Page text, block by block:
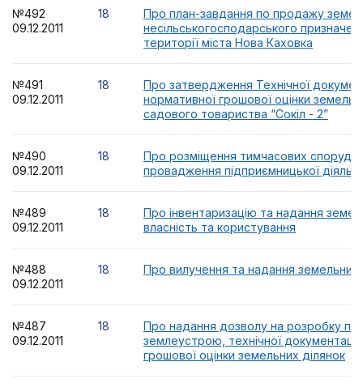
№492
09.12.2011
18
Про план-завдання по продажу
несільськогосподарського
території міста Нова Каховка
№491
09.12.2011
18
Про затвердження Технічної
нормативної грошової оцінки
садового товариства “Сокіл - 2”
№490
09.12.2011
18
Про розміщення тимчасових споруд
провадження підприємницької
№489
09.12.2011
18
Про інвентаризацію та надання
власність та користування
№488
09.12.2011
18 Про вилучення та надання земельних
№487
09.12.2011
18
Про надання дозволу на розробку
землеустрою, технічної
грошової оцінки земельних ділянок